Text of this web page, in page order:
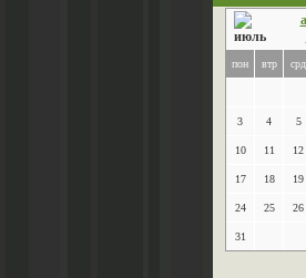
пон втр срд
3 4 5
10 11 12
17 18 19
24 25 26
31